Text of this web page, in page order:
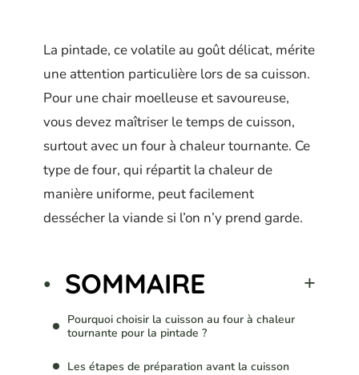
La pintade, ce volatile au goût délicat, mérite
une attention particulière lors de sa cuisson.
Pour une chair moelleuse et savoureuse,
vous devez maîtriser le temps de cuisson,
surtout avec un four à chaleur tournante. Ce
type de four, qui répartit la chaleur de
manière uniforme, peut facilement
dessécher la viande si l’on n’y prend garde.
SOMMAIRE
Pourquoi choisir la cuisson au four à chaleur
tournante pour la pintade ?
Les étapes de préparation avant la cuisson